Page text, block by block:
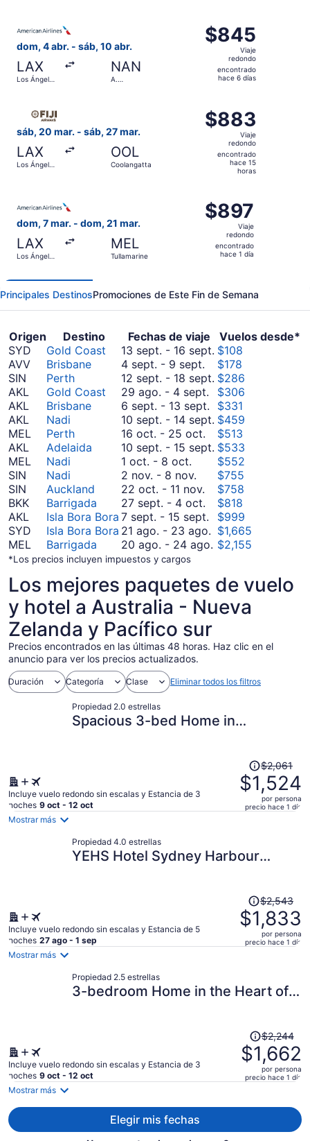
días
dom, 4 abr. - sáb, 10 abr.
LAX
Los Ángeles
NAN
A.
$845
Viaje
redondo,
encontrado
días
$845
Viaje
redondo
encontrado
hace 6 días
sáb, 20 mar. - sáb, 27 mar.
LAX
Los Ángeles
OOL
Coolangatta
$883
Viaje
redondo,
encontrado
$883
Viaje
redondo
encontrado
hace 15
horas
dom, 7 mar. - dom, 21 mar.
LAX
Los Ángeles
MEL
Tullamarine
$897
Viaje
redondo,
encontrado
día
$897
Viaje
redondo
encontrado
hace 1 día
Principales DestinosPromociones de Este Fin de Semana
Origen Destino Fechas de viaje
Vuelos desde*
SYD
Gold Coast 13 sept. - 16 sept. Del
septiembre
13
al
septiembre
16
$108
AVV
Brisbane 4 sept. - 9 sept. Del
septiembre
4
al
septiembre
$178
SIN
Perth 12 sept. - 18 sept. Del
septiembre
12
al
septiembre
18
$286
AKL
Gold Coast 29 ago. - 4 sept. Del
agosto
29
septiembre
$306
AKL
Brisbane 6 sept. - 13 sept. Del
septiembre
al
septiembre
13
$331
AKL
Nadi 10 sept. - 14 sept. Del
septiembre
10
al
septiembre
14
$459
MEL
Perth 16 oct. - 25 oct. Del
octubre
octubre
25
$513
AKL
Adelaida 10 sept. - 15 sept. Del
septiembre
10
al
septiembre
15
$533
MEL
Nadi 1 oct. - 8 oct.
octubre
1
al
octubre
8
$552
SIN
Nadi 2 nov. - 8 nov.
noviembre
2
al
noviembre
8
$755
SIN
Auckland 22 oct. - 11 nov. Del
octubre
22
al
noviembre
$758
BKK
Barrigada 27 sept. - 4 oct. Del
septiembre
27
al
$818
AKL
Isla Bora Bora 7 sept. - 15 sept. Del
septiembre
7
15
$999
SYD
Isla Bora Bora 21 ago. - 23 ago. Del
agosto
agosto
$1,665
MEL
Barrigada 20 ago. - 24 ago. Del
al
24
$2,155
*Los precios incluyen impuestos y cargos
Los mejores paquetes de vuelo
y hotel a Australia - Nueva
Zelanda y Pacífico sur
Precios encontrados en las últimas 48 horas. Haz clic en el
anuncio para ver los precios actualizados.
Duración Categoría Clase Eliminar todos los filtros
Propiedad 2.0 estrellas
Spacious 3-bed Home in
Incluye vuelo redondo sin escalas y Estancia de 3
noches 9 oct - 12 oct
precio
era
de
es
por
persona
$2,061
$1,524
por persona
precio hace 1 día
Mostrar más
Propiedad 4.0 estrellas
YEHS Hotel Sydney Harbour
Incluye vuelo redondo sin escalas y Estancia de 5
noches 27 ago - 1 sep
precio
era
de
es
por
persona
$2,543
$1,833
por persona
precio hace 1 día
Mostrar más
Propiedad 2.5 estrellas
3-bedroom Home in the Heart of
Incluye vuelo redondo sin escalas y Estancia de 3
noches 9 oct - 12 oct
precio
era
de
es
$2,244
$1,662
por persona
precio hace 1 día
Mostrar más
Elegir mis fechas